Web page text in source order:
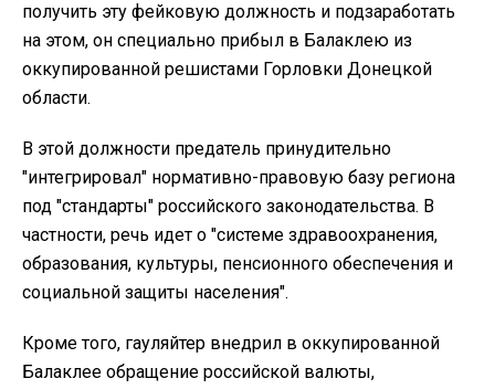
получить эту фейковую должность и подзаработать
на этом, он специально прибыл в Балаклею из
оккупированной решистами Горловки Донецкой
области.
В этой должности предатель принудительно
"интегрировал" нормативно-правовую базу региона
под "стандарты" российского законодательства. В
частности, речь идет о "системе здравоохранения,
образования, культуры, пенсионного обеспечения и
социальной защиты населения".
Кроме того, гауляйтер внедрил в оккупированной
Балаклее обращение российской валюты,